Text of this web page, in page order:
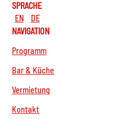
SPRACHE
EN
DE
NAVIGATION
Programm
Bar & Küche
Vermietung
Kontakt